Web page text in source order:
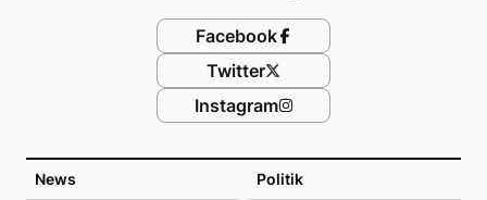
News Politik
Facebook
Twitter
Instagram